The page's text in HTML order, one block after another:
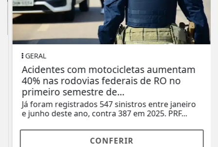
GERAL
Acidentes com motocicletas aumentam
40% nas rodovias federais de RO no
primeiro semestre de...
Já foram registrados 547 sinistros entre janeiro
e junho deste ano, contra 387 em 2025. PRF...
CONFERIR